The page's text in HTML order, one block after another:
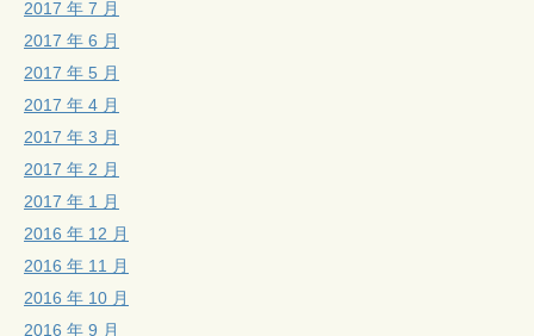
2017 年 7 月
2017 年 6 月
2017 年 5 月
2017 年 4 月
2017 年 3 月
2017 年 2 月
2017 年 1 月
2016 年 12 月
2016 年 11 月
2016 年 10 月
2016 年 9 月